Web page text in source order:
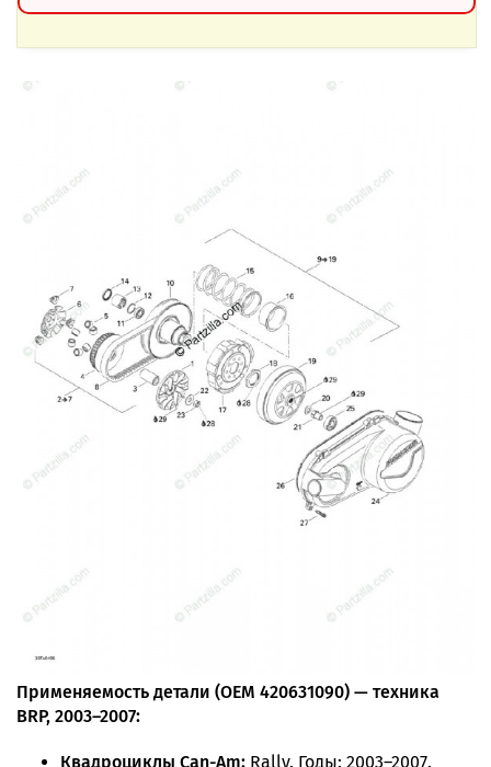
Применяемость детали (OEM 420631090) — техника
BRP, 2003–2007:
Квадроциклы Can-Am: Rally. Годы: 2003–2007.